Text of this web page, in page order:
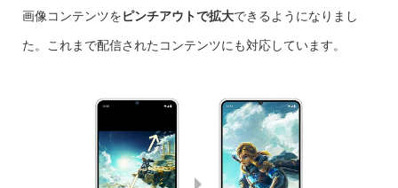
画像コンテンツをピンチアウトで拡大できるようになりまし
た。これまで配信されたコンテンツにも対応しています。